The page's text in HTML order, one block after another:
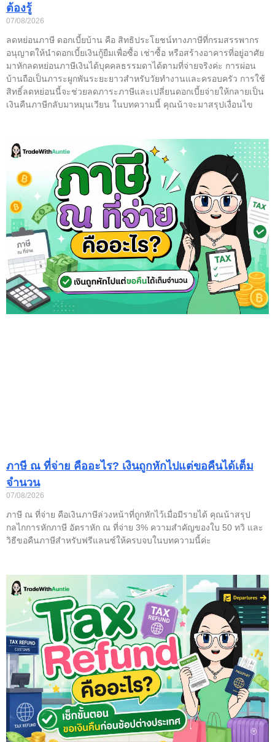
ต้องรู้
07/08/2026
ลดหย่อนภาษี ดอกเบี้ยบ้าน คือ สิทธิประโยชน์ทางภาษีที่กรมสรรพากร
อนุญาตให้นำดอกเบี้ยเงินกู้ยืมเพื่อซื้อ เช่าซื้อ หรือสร้างอาคารที่อยู่อาศัย
มาหักลดหย่อนภาษีเงินได้บุคคลธรรมดาได้ตามที่จ่ายจริงค่ะ การผ่อน
บ้านถือเป็นภาระผูกพันระยะยาวสำหรับวัยทำงานและครอบครัว การใช้
สิทธิ์ลดหย่อนนี้จะช่วยลดภาระภาษีและเปลี่ยนดอกเบี้ยจ่ายให้กลายเป็น
เงินคืนภาษีกลับมาหมุนเวียน ในบทความนี้ คุณน้าจะมาสรุปเงื่อนไข
ภาษี ณ ที่จ่าย คืออะไร? เงินถูกหักไปแต่ขอคืนได้เต็ม
จำนวน
07/08/2026
ภาษี ณ ที่จ่าย คือเงินภาษีล่วงหน้าที่ถูกหักไว้เมื่อมีรายได้ คุณน้าสรุป
กลไกการหักภาษี อัตราหัก ณ ที่จ่าย 3% ความสำคัญของใบ 50 ทวิ และ
วิธีขอคืนภาษีสำหรับฟรีแลนซ์ให้ครบจบในบทความนี้ค่ะ